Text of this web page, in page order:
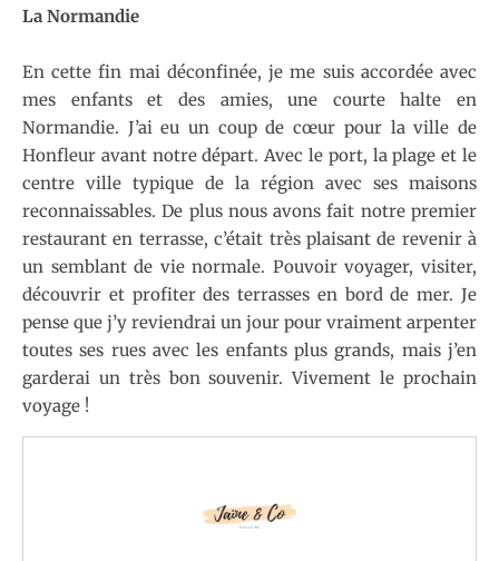
La Normandie
En cette fin mai déconfinée, je me suis accordée avec
mes enfants et des amies, une courte halte en
Normandie. J’ai eu un coup de cœur pour la ville de
Honfleur avant notre départ. Avec le port, la plage et le
centre ville typique de la région avec ses maisons
reconnaissables. De plus nous avons fait notre premier
restaurant en terrasse, c’était très plaisant de revenir à
un semblant de vie normale. Pouvoir voyager, visiter,
découvrir et profiter des terrasses en bord de mer. Je
pense que j’y reviendrai un jour pour vraiment arpenter
toutes ses rues avec les enfants plus grands, mais j’en
garderai un très bon souvenir. Vivement le prochain
voyage !